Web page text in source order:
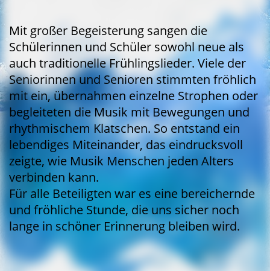
Mit großer Begeisterung sangen die
Schülerinnen und Schüler sowohl neue als
auch traditionelle Frühlingslieder. Viele der
Seniorinnen und Senioren stimmten fröhlich
mit ein, übernahmen einzelne Strophen oder
begleiteten die Musik mit Bewegungen und
rhythmischem Klatschen. So entstand ein
lebendiges Miteinander, das eindrucksvoll
zeigte, wie Musik Menschen jeden Alters
verbinden kann.
Für alle Beteiligten war es eine bereichernde
und fröhliche Stunde, die uns sicher noch
lange in schöner Erinnerung bleiben wird.